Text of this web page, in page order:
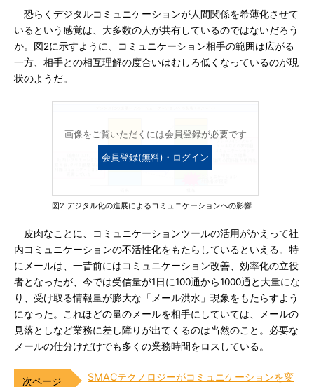
恐らくデジタルコミュニケーションが人間関係を希薄化させて
いるという感覚は、大多数の人が共有しているのではないだろう
か。図2に示すように、コミュニケーション相手の範囲は広がる
一方、相手との相互理解の度合いはむしろ低くなっているのが現
状のようだ。
画像をご覧いただくには会員登録が必要です
会員登録(無料)・ログイン
図2 デジタル化の進展によるコミュニケーションへの影響
皮肉なことに、コミュニケーションツールの活用がかえって社
内コミュニケーションの不活性化をもたらしているといえる。特
にメールは、一昔前にはコミュニケーション改善、効率化の立役
者となったが、今では受信量が1日に100通から1000通と大量にな
り、受け取る情報量が膨大な「メール洪水」現象をもたらすよう
になった。これほどの量のメールを相手にしていては、メールの
見落としなど業務に差し障りが出てくるのは当然のこと。必要な
メールの仕分けだけでも多くの業務時間をロスしている。
SMACテクノロジーがコミュニケーションを変